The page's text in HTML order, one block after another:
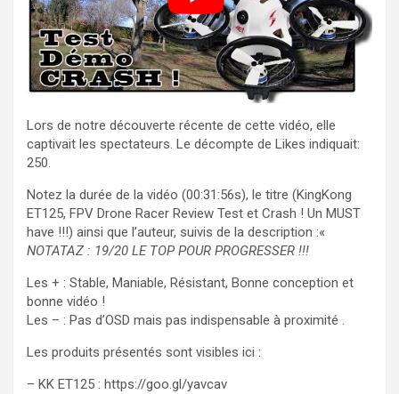
Lors de notre découverte récente de cette vidéo, elle
captivait les spectateurs. Le décompte de Likes indiquait:
250.
Notez la durée de la vidéo (00:31:56s), le titre (KingKong
ET125, FPV Drone Racer Review Test et Crash ! Un MUST
have !!!) ainsi que l’auteur, suivis de la description :«
NOTATAZ : 19/20 LE TOP POUR PROGRESSER !!!
Les + : Stable, Maniable, Résistant, Bonne conception et
bonne vidéo !
Les – : Pas d’OSD mais pas indispensable à proximité .
Les produits présentés sont visibles ici :
– KK ET125 : https://goo.gl/yavcav